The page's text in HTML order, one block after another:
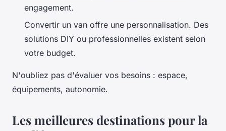
engagement.
Convertir un van offre une personnalisation. Des
solutions DIY ou professionnelles existent selon
votre budget.
N'oubliez pas d'évaluer vos besoins : espace,
équipements, autonomie.
Les meilleures destinations pour la